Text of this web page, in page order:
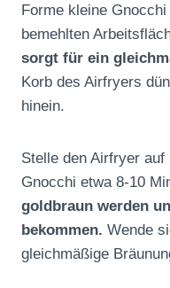
Forme kleine
bemehlten
sorgt für ein
Korb des Airfryers
hinein.
Stelle den Airfryer auf
Gnocchi etwa 8-10
goldbraun werden
bekommen. Wende
gleichmäßige